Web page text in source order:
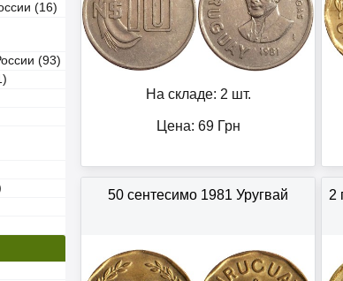
(16)
(93)
На складе: 2 шт.
Цена: 69Грн
50 сентесимо 1981 Уругвай
2